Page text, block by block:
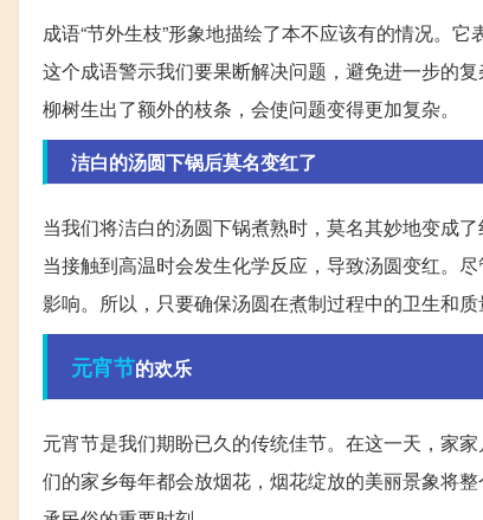
成语“节外生枝”形象地描绘了本不应该有的情况。
这个成语警示我们要果断解决问题，避免进一步的
柳树生出了额外的枝条，会使问题变得更加复杂。
洁白的汤圆下锅后莫名变红了
当我们将洁白的汤圆下锅煮熟时，莫名其妙地变成
当接触到高温时会发生化学反应，导致汤圆变红。
影响。所以，只要确保汤圆在煮制过程中的卫生和质
元宵节的欢乐
元宵节是我们期盼已久的传统佳节。在这一天，家
们的家乡每年都会放烟花，烟花绽放的美丽景象将